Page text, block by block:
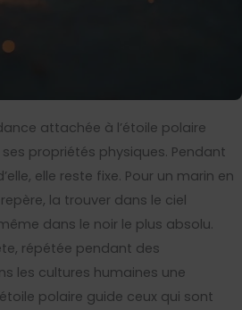
attachée à l’étoile polaire
propriétés physiques. Pendant
elle reste fixe. Pour un marin en
la trouver dans le ciel
dans le noir le plus absolu.
répétée pendant des
les cultures humaines une
polaire guide ceux qui sont